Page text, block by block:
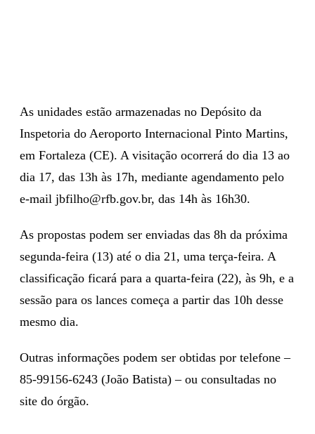
As unidades estão armazenadas no Depósito da
Inspetoria do Aeroporto Internacional Pinto Martins,
em Fortaleza (CE). A visitação ocorrerá do dia 13 ao
dia 17, das 13h às 17h, mediante agendamento pelo
e-mail
jbfilho@rfb.gov.br , das 14h às 16h30.
As propostas podem ser enviadas das 8h da próxima
segunda-feira (13) até o dia 21, uma terça-feira. A
classificação ficará para a quarta-feira (22), às 9h, e a
sessão para os lances começa a partir das 10h desse
mesmo dia.
Outras informações podem ser obtidas por telefone –
85-99156-6243 (João Batista) – ou consultadas no